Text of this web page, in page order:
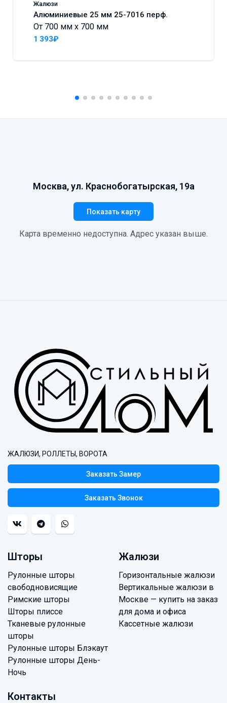
Жалюзи
Алюминиевые 25 мм 25-7016 перф.
От 700 мм x 700 мм
1 393₽
Москва, ул. Краснобогатырская, 19а
Показать карту
Карта временно недоступна. Адрес указан выше.
ЖАЛЮЗИ, РОЛЛЕТЫ, ВОРОТА
Заказать Замер
Заказать Звонок
Шторы
Рулонные шторы
свободновисящие
Римские шторы
Шторы плиссе
Тканевые рулонные
шторы
Рулонные шторы Блэкаут
Рулонные шторы День-
Ночь
Жалюзи
Горизонтальные жалюзи
Вертикальные жалюзи в
Москве — купить на заказ
для дома и офиса
Кассетные жалюзи
Контакты